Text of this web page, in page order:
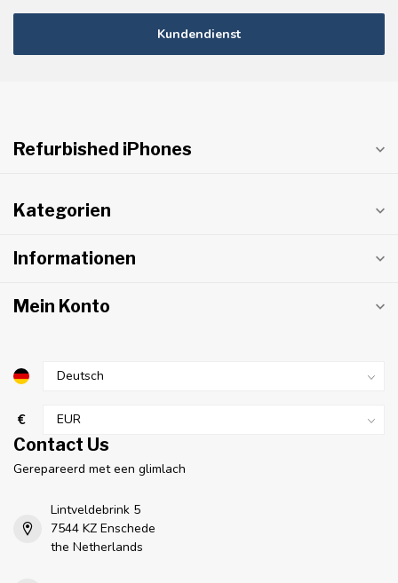
Kundendienst
Refurbished iPhones
Kategorien
Informationen
Mein Konto
€
Contact Us
Gerepareerd met een glimlach
Lintveldebrink 5
7544 KZ Enschede
the Netherlands